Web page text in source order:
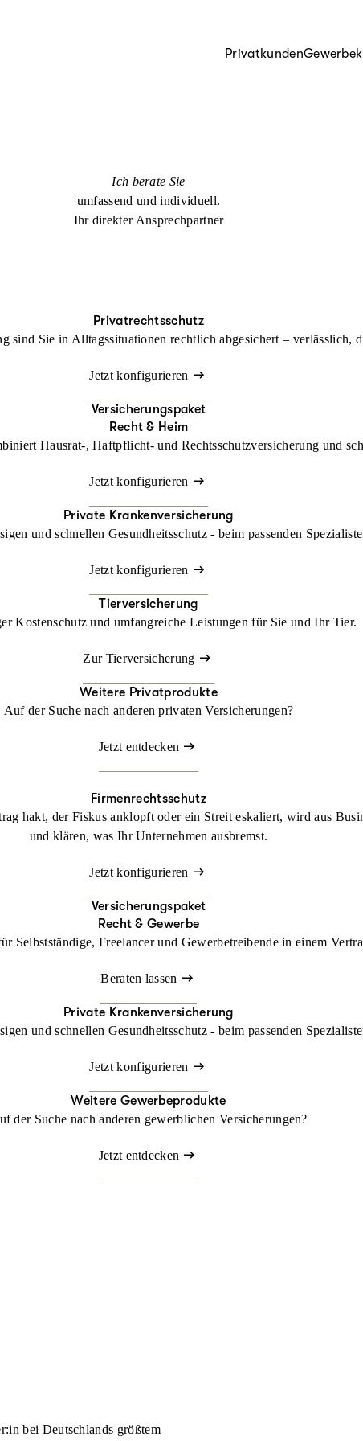
Privatkunden
Ich berate Sie
umfassend und individuell.
Ihr direkter Ansprechpartner
Privatrechtsschutz
sind Sie in Alltagssituationen rechtlich abgesichert – verlässlich,
Jetzt konfigurieren
Versicherungspaket
Recht & Heim
Hausrat-, Haftpflicht- und Rechtsschutzversicherung und
Jetzt konfigurieren
Private Krankenversicherung
und schnellen Gesundheitsschutz - beim passenden
Jetzt konfigurieren
Tierversicherung
Kostenschutz und umfangreiche Leistungen für Sie und Ihr Tier.
Zur Tierversicherung
Weitere Privatprodukte
Auf der Suche nach anderen privaten Versicherungen?
Jetzt entdecken
Firmenrechtsschutz
hakt, der Fiskus anklopft oder ein Streit eskaliert, wird aus
und klären, was Ihr Unternehmen ausbremst.
Jetzt konfigurieren
Versicherungspaket
Recht & Gewerbe
Selbstständige, Freelancer und Gewerbetreibende in einem
Beraten lassen
Private Krankenversicherung
und schnellen Gesundheitsschutz - beim passenden
Jetzt konfigurieren
Weitere Gewerbeprodukte
der Suche nach anderen gewerblichen Versicherungen?
Jetzt entdecken
bei Deutschlands größtem